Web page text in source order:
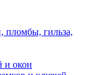
пломбы, гильза,
и окон